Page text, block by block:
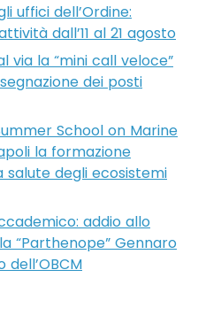
uffici dell’Ordine:
dall’11 al 21 agosto
via la “mini call veloce”
dei posti
School on Marine
la formazione
salute degli ecosistemi
addio allo
“Parthenope” Gennaro